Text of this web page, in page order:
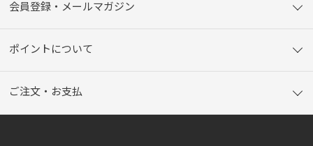
会員登録・メールマガジン
ポイントについて
ご注文・お支払